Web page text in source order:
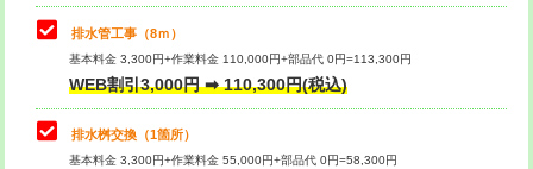
マス交換（深さ50㎝未満）
マス交換（深さ50㎝以上） 66,000円
コンクリート斫り（厚さ10㎝まで）
その他部品の脱着
交換・取付（タンク） 22,000円+材料費
交換・取付(単水栓（壁付・デッキ
式）)
排水管工事（8ｍ）
基本料金 3,300円+作業料金 110,000円+部品代 0円=113,300円
WEB割引3,000円 ➡ 110,300円(税込)
排水桝交換（1箇所）
基本料金 3,300円+作業料金 55,000円+部品代 0円=58,300円